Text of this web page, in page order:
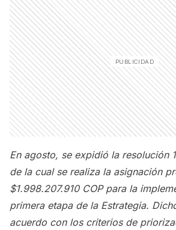
En agosto, se expidió la resolución
de la cual se realiza la asignación
$1.998.207.910 COP para la
primera etapa de la Estrategia.
acuerdo con los criterios de